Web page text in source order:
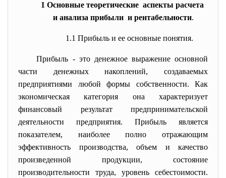
1 Основные теоретические аспекты расчета
и анализа прибыли и рентабельности.
1.1 Прибыль и ее основные понятия.
Прибыль - это денежное выражение основной
части денежных накоплений, создаваемых
предприятиями любой формы собственности. Как
экономическая категория она характеризует
финансовый результат предпринимательской
деятельности предприятия. Прибыль является
показателем, наиболее полно отражающим
эффективность производства, объем и качество
произведенной продукции, состояние
производительности труда, уровень себестоимости.